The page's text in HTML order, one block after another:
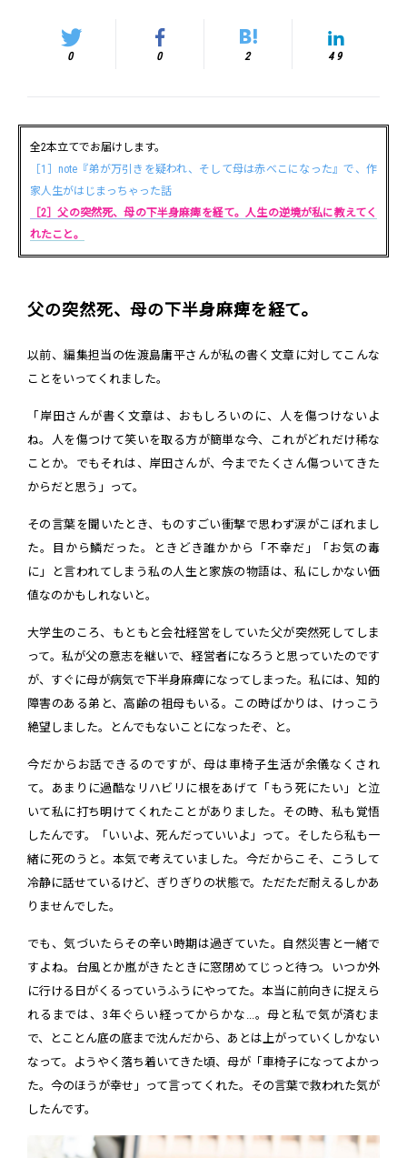
0 0 2 49
全2本立てでお届けします。
［1］note『弟が万引きを疑われ、そして母は赤べこになった』で、作
家人生がはじまっちゃった話
［2］父の突然死、母の下半身麻痺を経て。人生の逆境が私に教えてく
れたこと。
父の突然死、母の下半身麻痺を経て。
以前、編集担当の佐渡島庸平さんが私の書く文章に対してこんな
ことをいってくれました。
「岸田さんが書く文章は、おもしろいのに、人を傷つけないよ
ね。人を傷つけて笑いを取る方が簡単な今、これがどれだけ稀な
ことか。でもそれは、岸田さんが、今までたくさん傷ついてきた
からだと思う」って。
その言葉を聞いたとき、ものすごい衝撃で思わず涙がこぼれまし
た。目から鱗だった。ときどき誰かから「不幸だ」「お気の毒
に」と言われてしまう私の人生と家族の物語は、私にしかない価
値なのかもしれないと。
大学生のころ、もともと会社経営をしていた父が突然死してしま
って。私が父の意志を継いで、経営者になろうと思っていたのです
が、すぐに母が病気で下半身麻痺になってしまった。私には、知的
障害のある弟と、高齢の祖母もいる。この時ばかりは、けっこう
絶望しました。とんでもないことになったぞ、と。
今だからお話できるのですが、母は車椅子生活が余儀なくされ
て。あまりに過酷なリハビリに根をあげて「もう死にたい」と泣
いて私に打ち明けてくれたことがありました。その時、私も覚悟
したんです。「いいよ、死んだっていいよ」って。そしたら私も一
緒に死のうと。本気で考えていました。今だからこそ、こうして
冷静に話せているけど、ぎりぎりの状態で。ただただ耐えるしかあ
りませんでした。
でも、気づいたらその辛い時期は過ぎていた。自然災害と一緒で
すよね。台風とか嵐がきたときに窓閉めてじっと待つ。いつか外
に行ける日がくるっていうふうにやってた。本当に前向きに捉えら
れるまでは、3年ぐらい経ってからかな...。母と私で気が済むま
で、とことん底の底まで沈んだから、あとは上がっていくしかない
なって。ようやく落ち着いてきた頃、母が「車椅子になってよかっ
た。今のほうが幸せ」って言ってくれた。その言葉で救われた気が
したんです。